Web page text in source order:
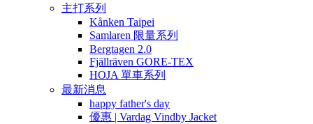
主打系列
Kånken Taipei
Samlaren 限量系列
Bergtagen 2.0
Fjällräven GORE-TEX
HOJA 單車系列
最新消息
happy father's day
優惠 | Vardag Vindby Jacket